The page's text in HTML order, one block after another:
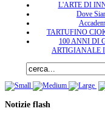
L'ARTE DI
Dove
TARTUFINO
100 ANNI DI
ARTIGIANALE
Notizie flash